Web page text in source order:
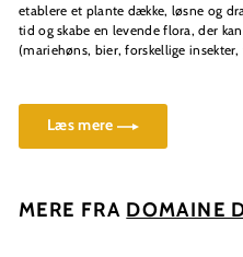
etablere et plante dække, løsne og
tid og skabe en levende flora, der
(mariehøns, bier, forskellige insekter,
Læs mere
MERE FRA DOMAINE